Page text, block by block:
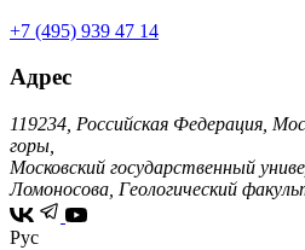
+7 (495) 939 47 14
Адрес
119234, Российская Федерация,
горы,
Московский государственный
Ломоносова, Геологический
Рус